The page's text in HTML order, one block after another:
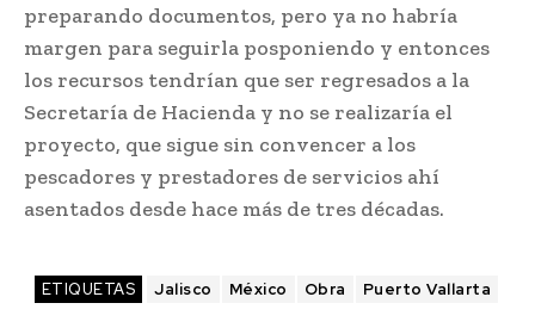
preparando documentos, pero ya no habría
margen para seguirla posponiendo y entonces
los recursos tendrían que ser regresados a la
Secretaría de Hacienda y no se realizaría el
proyecto, que sigue sin convencer a los
pescadores y prestadores de servicios ahí
asentados desde hace más de tres décadas.
ETIQUETAS Jalisco México Obra Puerto Vallarta